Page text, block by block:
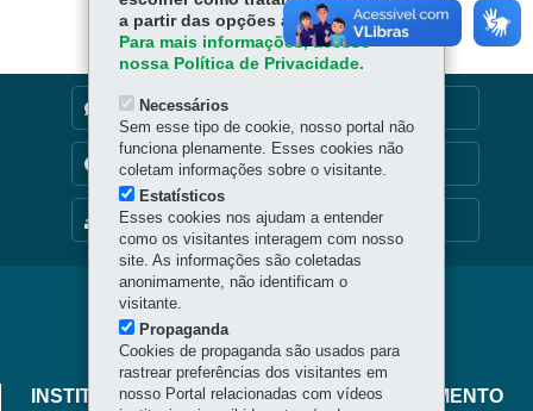
er
p
MAPA DO SITE
DENUNCIE CORRUPÇÃO
TRANSPARÊNCIA INSTITUCIONAL
Navegação
principal
INSTITUTO PARANAENSE DE DESENVOLVIMENTO
a partir das opções abaixo.
Para mais informações, acesse
nossa Política de Privacidade.
Necessários
Sem esse tipo de cookie, nosso portal não
funciona plenamente. Esses cookies não
coletam informações sobre o visitante.
Estatísticos
Esses cookies nos ajudam a entender
como os visitantes interagem com nosso
site. As informações são coletadas
anonimamente, não identificam o
visitante.
Propaganda
Cookies de propaganda são usados para
rastrear preferências dos visitantes em
nosso Portal relacionadas com vídeos